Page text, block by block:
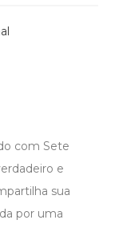
com Sete
e
sua
por uma